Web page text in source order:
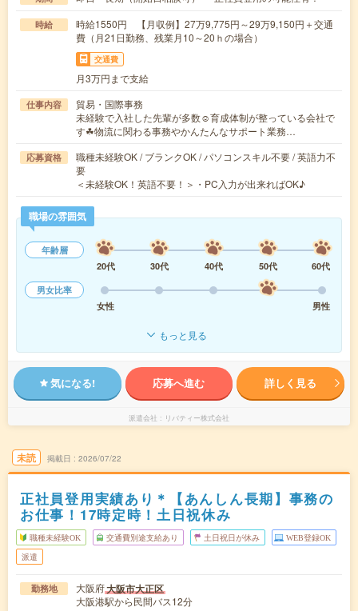
時給
時給1550円 【月収例】27万9,775円～29万9,150円＋交通
費（月21日勤務、残業月10～20ｈの場合）
交通費
月3万円まで支給
仕事内容
貿易・国際事務
未経験で入社した先輩が多数☺育成体制が整っている会社で
す☘︎物流に関わる事務やかんたんなサポート業務…
応募資格
職種未経験OK / ブランクOK / パソコンスキル不要 / 英語力不
要
＜未経験OK！英語不要！＞・PC入力が出来ればOK♪
職場の雰囲気
年齢層
20代
30代 40代 50代
60代
男女比率
女性
男性
もっと見る
気になる! 応募へ進む 詳しく見る
派遣会社 リバティー株式会社
未読 掲載日 2026/07/22
正社員登用実績あり＊【あんしん長期】事務の
お仕事！17時定時！土日祝休み
職種未経験OK 交通費別途支給あり 土日祝日が休み WEB登録OK
派遣
勤務地 大阪府大阪市大正区
大阪港駅から民間バス12分